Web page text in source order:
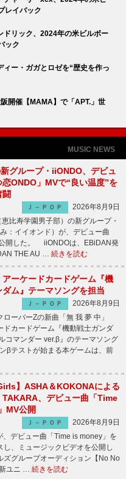
レイバック
ドリック、2024年の米ビルボー
ック
ー・ガガとロゼを“歴史を作っ
開催【MAMA】で「APT.」世
MUSIC NEWS
グループ・iiONDO、デビュ
恋ONDO」MVで“良い温度”を
闘
Ｊ－ＰＯＰ
2026年8月9日
比寿学園男子部）の新グループ・
：イイオンド）が、デビュー曲
公開した。 iiONDOは、EBiDAN発
THE AU … 続きを読む
アーケードカードゲーム『機
ム』テーマソングを担当
Ｊ－ＰＯＰ
2026年8月9日
ーバーZの新曲「無 我 夢 中」
ドカードゲーム『機動戦士ガンダ
コマンダー ver.β』のテーマソング
テストが始まる本ゲームは、前
】ASHA＆KOKONAによる
TAKARA、デビュー曲「Time
MV公開
Ｊ－ＰＯＰ
2026年8月9日
デビュー曲「Time is money」を
し、ミュージックビデオを公開し
グループオーディション【No No
ユニ … 続きを読む